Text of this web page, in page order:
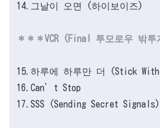
14.그날이 오면 (하이보이즈)
＊＊＊VCR (Final 투모로우 밖투
15.하루에 하루만 더 (Stick With
16.Can’t Stop
17.SSS (Sending Secret Signals)